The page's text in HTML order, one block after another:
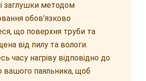
заглушки методом
обов'язково
що поверхня труби та
від пилу та вологи.
часу нагріву відповідно до
вашого паяльника, щоб